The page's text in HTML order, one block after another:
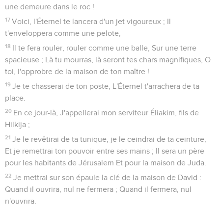
une demeure dans le roc !
17 Voici, l'Éternel te lancera d'un jet vigoureux ; Il
t'enveloppera comme une pelote,
18 Il te fera rouler, rouler comme une balle, Sur une terre
spacieuse ; Là tu mourras, là seront tes chars magnifiques, O
toi, l'opprobre de la maison de ton maître !
19 Je te chasserai de ton poste, L'Éternel t'arrachera de ta
place.
20 En ce jour-là, J'appellerai mon serviteur Éliakim, fils de
Hilkija ;
21 Je le revêtirai de ta tunique, je le ceindrai de ta ceinture,
Et je remettrai ton pouvoir entre ses mains ; Il sera un père
pour les habitants de Jérusalem Et pour la maison de Juda.
22 Je mettrai sur son épaule la clé de la maison de David :
Quand il ouvrira, nul ne fermera ; Quand il fermera, nul
n'ouvrira.